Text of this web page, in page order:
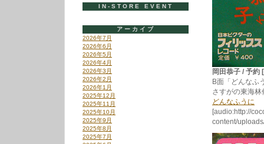
岡田恭子 / 予
B面「どんなふ
さすがの東海
どんなふうに
[audio:http://
content/
IN-STORE EVENT
アーカイブ
2026年7月
2026年6月
2026年5月
2026年4月
2026年3月
2026年2月
2026年1月
2025年12月
2025年11月
2025年10月
2025年9月
2025年8月
2025年7月